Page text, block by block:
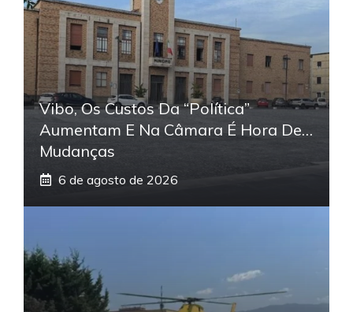
Vibo, Os Custos Da “política”
Aumentam E Na Câmara É Hora De…
Mudanças
6 de agosto de 2026